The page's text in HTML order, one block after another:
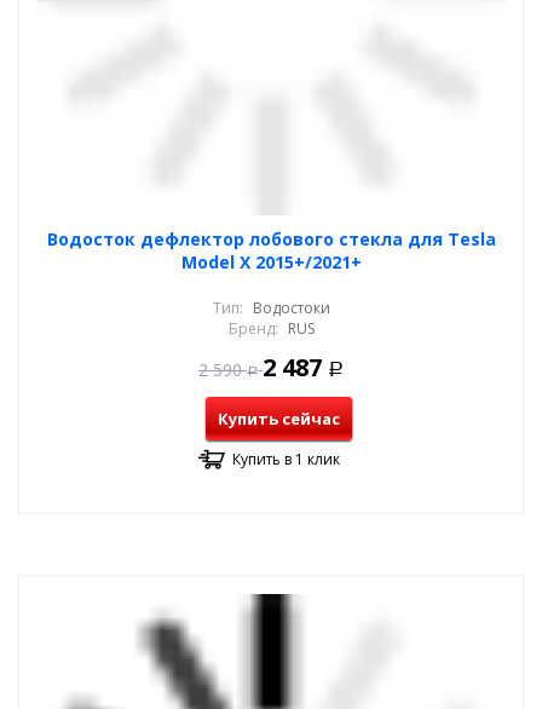
Водосток дефлектор лобового стекла для Tesla
Model X 2015+/2021+
Тип: Водостоки
Бренд: RUS
2 590 Р 2 487 Р
Купить сейчас
Купить в 1 клик